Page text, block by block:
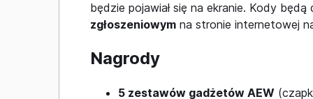
będzie pojawiał się na ekranie. Kody
zgłoszeniowym na stronie internetowej
Nagrody
5 zestawów gadżetów AEW